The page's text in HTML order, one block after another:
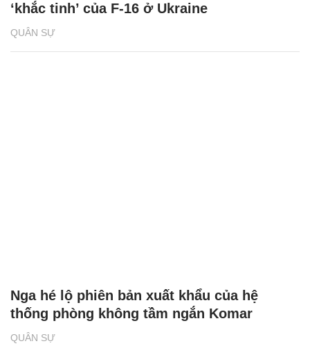
QUÂN SỰ
‘khắc tinh’ của F-16 ở Ukraine
QUÂN SỰ
Nga hé lộ phiên bản xuất khẩu của hệ
thống phòng không tầm ngắn Komar